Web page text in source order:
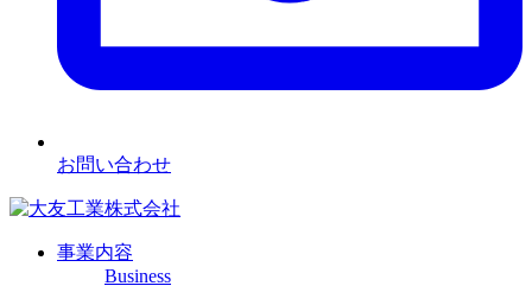
お問い合わせ
事業内容
Business